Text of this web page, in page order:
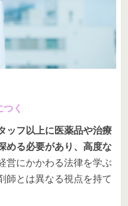
く
ッフ以上に医薬品や治療
める必要があり、高度な
営にかかわる法律を学ぶ
師とは異なる視点を持て